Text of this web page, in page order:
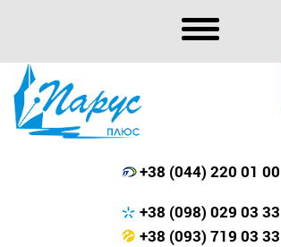
+38 (044) 220 01 00
+38 (098) 029 03 33
+38 (093) 719 03 33